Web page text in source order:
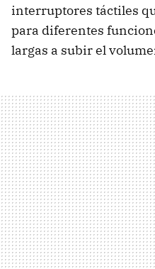
interruptores táctiles
para diferentes
largas a subir el